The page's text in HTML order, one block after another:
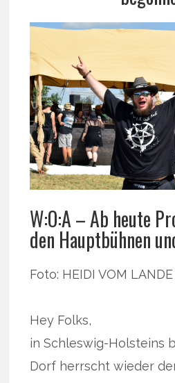
W:O:A – Ab heute
den Hauptbühnen
Foto: HEIDI VOM LANDE
Hey Folks,
in Schleswig-Holsteins
Dorf herrscht wieder